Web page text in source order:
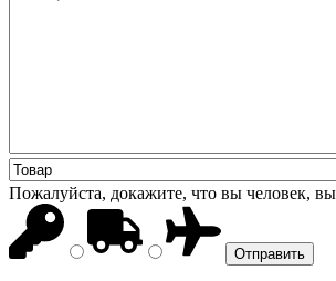
Пожалуйста, докажите, что вы человек,